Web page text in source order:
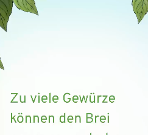
Leben lernen / Ein Versuch
historischen Altstadt‘
08.09.2019